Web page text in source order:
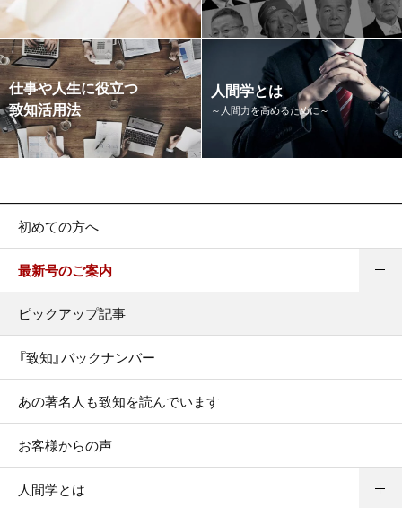
仕事や人生に役立つ
致知活用法
人間学とは
～人間力を高めるために～
初めての方へ
最新号のご案内
ピックアップ記事
『致知』バックナンバー
あの著名人も致知を読んでいます
お客様からの声
人間学とは